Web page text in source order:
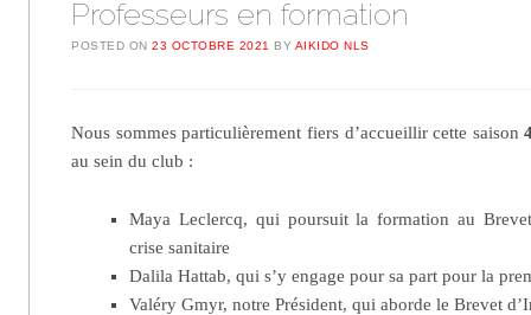
Professeurs en formation
POSTED ON23 OCTOBRE 2021 BY AIKIDO NLS
Nous sommes particulièrement fiers d’accueillir cette saison
au sein du club :
Maya Leclercq, qui poursuit la formation au
crise sanitaire
Dalila Hattab, qui s’y engage pour sa part pour la
Valéry Gmyr, notre Président, qui aborde le Brevet